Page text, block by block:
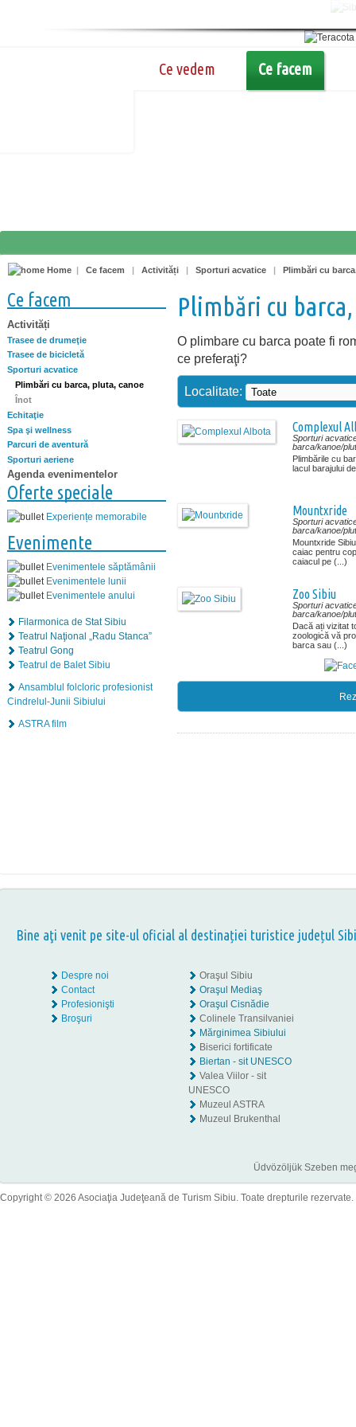
Ce vedem Ce facem
Home | Ce facem | Activități | Sporturi acvatice | Plimbări cu
Ce facem
Activități
Trasee de drumeţie
Trasee de bicicletă
Sporturi acvatice
Plimbări cu barca, pluta, canoe
Înot
Echitaţie
Spa şi wellness
Parcuri de aventură
Sporturi aeriene
Agenda evenimentelor
Oferte speciale
Experiențe memorabile
Evenimente
Evenimentele săptămânii
Evenimentele lunii
Evenimentele anului
Filarmonica de Stat Sibiu
Teatrul Naţional „Radu Stanca”
Teatrul Gong
Teatrul de Balet Sibiu
Ansamblul folcloric profesionist
Cindrelul-Junii Sibiului
ASTRA film
Plimbări cu
O plimbare cu barca poate fi
ce preferaţi?
Localitate:
Complexul
Sporturi
barca/kanoe/
Plimbările cu
lacul barajului
Mountxride
Sporturi
barca/kanoe/
Mountxride
caiac pentru
caiacul pe (...)
Zoo Sibiu
Sporturi
barca/kanoe/
Dacă ați vizitat
zoologică vă
barca sau (...)
Bine aţi venit pe site-ul oficial al destinației turistice județul
Despre noi
Contact
Profesionişti
Broşuri
Oraşul Sibiu
Oraşul Mediaş
Oraşul Cisnădie
Colinele Transilvaniei
Mărginimea Sibiului
Biserici fortificate
Biertan - sit UNESCO
Valea Viilor - sit
UNESCO
Muzeul ASTRA
Muzeul Brukenthal
Üdvözöljük Szeben
Copyright © 2026 Asociaţia Judeţeană de Turism Sibiu. Toate drepturile rezervate.